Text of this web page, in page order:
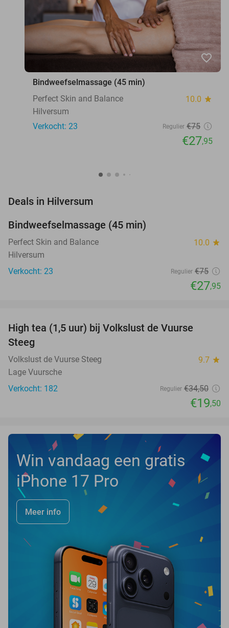
favorite_border
Bindweefselmassage (45 min)
Perfect Skin and Balance
10.0 star
Hilversum
Verkocht: 23
Regulier €75
€27,95
Deals in Hilversum
TODAY
Bindweefselmassage (45 min)
Perfect Skin and Balance 10.0 star
Hilversum
Verkocht: 23
Regulier €75
€27,95
High tea (1,5 uur) bij Volkslust de Vuurse
Steeg
Volkslust de Vuurse Steeg 9.7 star
Lage Vuursche
Verkocht: 182
Regulier €34,50
€19,50
Win vandaag een gratis
iPhone 17 Pro
Meer info